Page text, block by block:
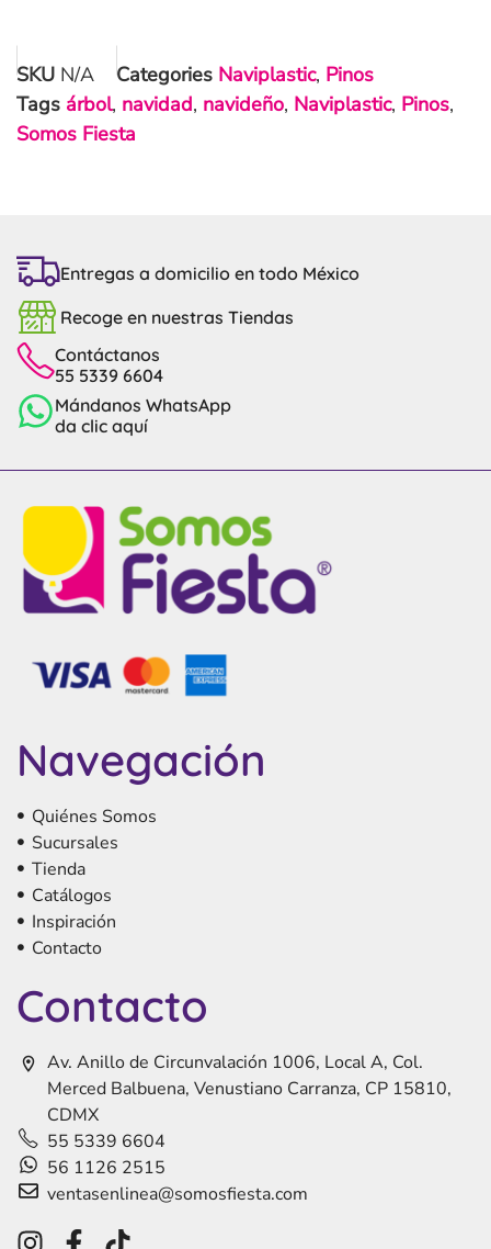
SKU N/A Categories Naviplastic, Pinos
Tags árbol, navidad, navideño, Naviplastic, Pinos,
Somos Fiesta
Entregas a domicilio en todo México
Recoge en nuestras Tiendas
Contáctanos
55 5339 6604
Mándanos WhatsApp
da clic aquí
Navegación
Quiénes Somos
Sucursales
Tienda
Catálogos
Inspiración
Contacto
Contacto
Av. Anillo de Circunvalación 1006, Local A, Col.
Merced Balbuena, Venustiano Carranza, CP 15810,
CDMX
55 5339 6604
56 1126 2515
ventasenlinea@somosfiesta.com